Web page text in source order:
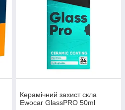
Керамічний захист скла
Ewocar GlassPRO 50ml